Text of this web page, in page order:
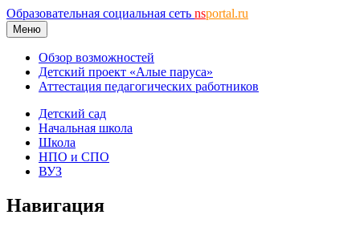
Образовательная социальная сеть nsportal.ru
Меню
Обзор возможностей
Детский проект «Алые паруса»
Аттестация педагогических работников
Детский сад
Начальная школа
Школа
НПО и СПО
ВУЗ
Навигация